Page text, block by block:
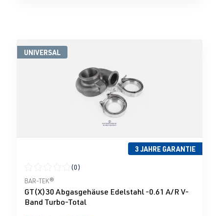
UNIVERSAL
3 JAHRE GARANTIE
Durchschnittliche Bewertung von 0 von 5 Sternen
(0)
BAR-TEK®
GT(X)30 Abgasgehäuse Edelstahl -0.61 A/R V-
Band Turbo-Total